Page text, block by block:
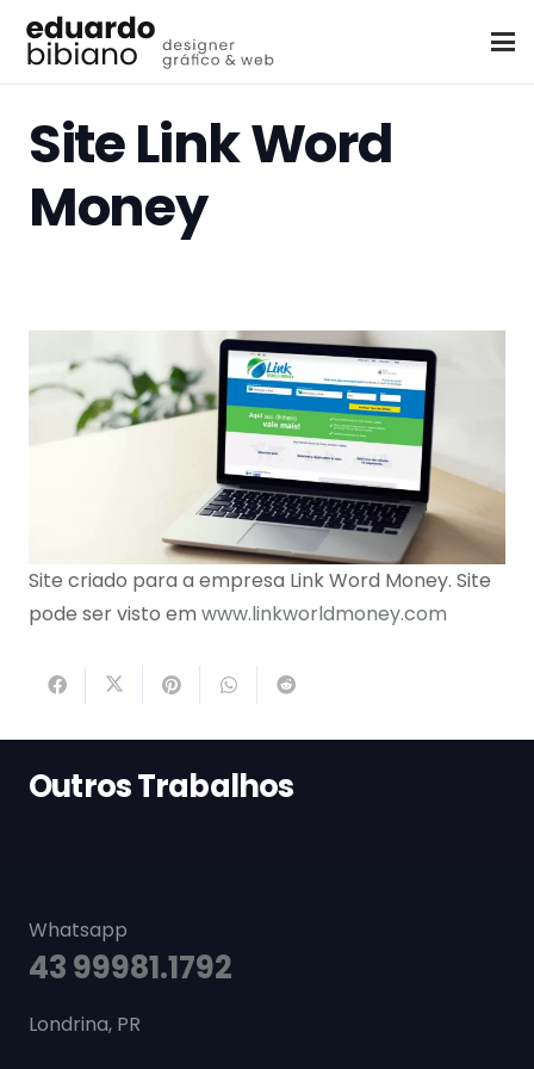
Site Link Word
Money
Site criado para a empresa Link Word Money. Site
pode ser visto em www.linkworldmoney.com
Outros Trabalhos
Whatsapp
43 99981.1792
Londrina, PR